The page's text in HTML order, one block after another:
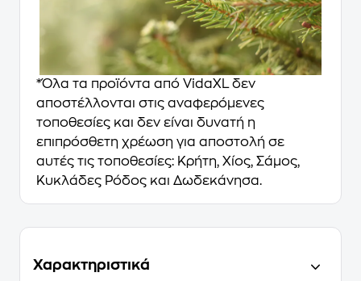
*Όλα τα προϊόντα από VidaXL δεν
αποστέλλονται στις αναφερόμενες
τοποθεσίες και δεν είναι δυνατή η
επιπρόσθετη χρέωση για αποστολή σε
αυτές τις τοποθεσίες: Κρήτη, Χίος, Σάμος,
Κυκλάδες Ρόδος και Δωδεκάνησα.
Χαρακτηριστικά